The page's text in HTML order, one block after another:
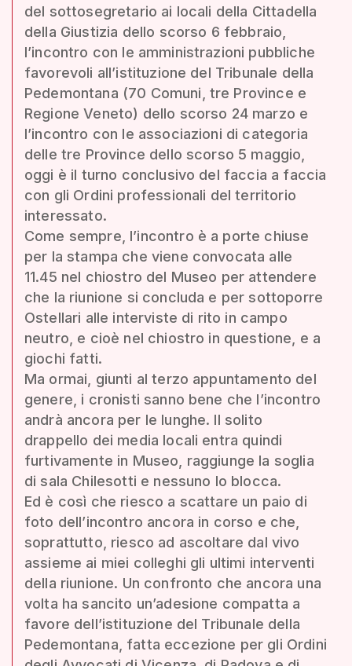
del sottosegretario ai locali della Cittadella
della Giustizia dello scorso 6 febbraio,
l’incontro con le amministrazioni pubbliche
favorevoli all’istituzione del Tribunale della
Pedemontana (70 Comuni, tre Province e
Regione Veneto) dello scorso 24 marzo e
l’incontro con le associazioni di categoria
delle tre Province dello scorso 5 maggio,
oggi è il turno conclusivo del faccia a faccia
con gli Ordini professionali del territorio
interessato.
Come sempre, l’incontro è a porte chiuse
per la stampa che viene convocata alle
11.45 nel chiostro del Museo per attendere
che la riunione si concluda e per sottoporre
Ostellari alle interviste di rito in campo
neutro, e cioè nel chiostro in questione, e a
giochi fatti.
Ma ormai, giunti al terzo appuntamento del
genere, i cronisti sanno bene che l’incontro
andrà ancora per le lunghe. Il solito
drappello dei media locali entra quindi
furtivamente in Museo, raggiunge la soglia
di sala Chilesotti e nessuno lo blocca.
Ed è così che riesco a scattare un paio di
foto dell’incontro ancora in corso e che,
soprattutto, riesco ad ascoltare dal vivo
assieme ai miei colleghi gli ultimi interventi
della riunione. Un confronto che ancora una
volta ha sancito un’adesione compatta a
favore dell’istituzione del Tribunale della
Pedemontana, fatta eccezione per gli Ordini